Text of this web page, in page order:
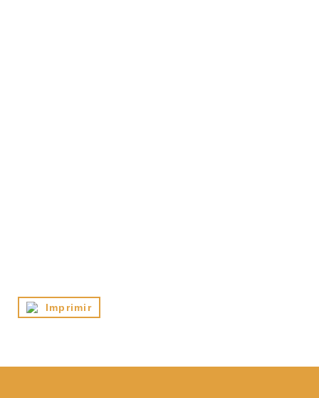
Imprimir